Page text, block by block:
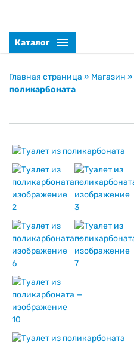
Каталог
Главная страница » Магазин »
поликарбоната